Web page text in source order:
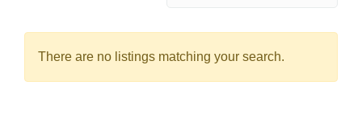
There are no listings matching your search.